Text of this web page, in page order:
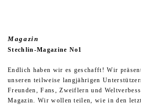
Magazin
Stechlin-Magazine No1
Endlich haben wir es geschafft! Wir
unseren teilweise langjährigen
Freunden, Fans, Zweiflern und
Magazin. Wir wollen teilen, wie in den